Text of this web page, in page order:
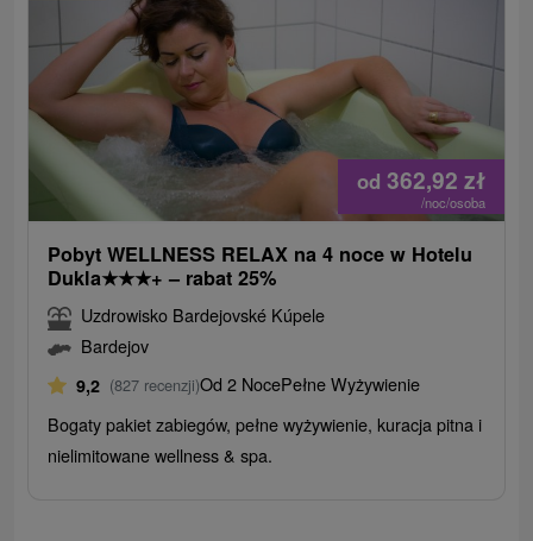
od 362,92 zł
/noc/osoba
Pobyt WELLNESS RELAX na 4 noce w Hotelu
Dukla★★★+ – rabat 25%
Uzdrowisko Bardejovské Kúpele
Bardejov
9,2 (827 recenzji)Od 2 NocePełne Wyżywienie
Bogaty pakiet zabiegów, pełne wyżywienie, kuracja pitna i
nielimitowane wellness & spa.